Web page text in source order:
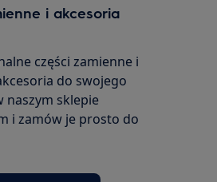
i akcesoria
części zamienne i
do swojego
naszym sklepie
i zamów je prosto do